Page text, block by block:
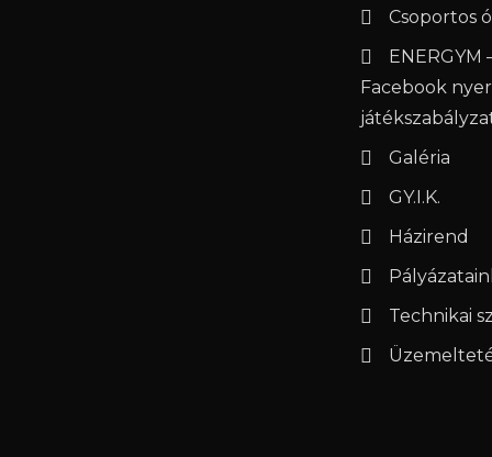
Csoportos
ENERGYM
Facebook
Galéria
GY.I.K.
Házirend
Technikai